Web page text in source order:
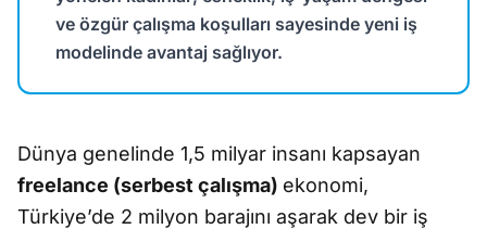
ve özgür çalışma koşulları sayesinde yeni iş
modelinde avantaj sağlıyor.
Dünya genelinde 1,5 milyar insanı kapsayan
freelance (serbest çalışma) ekonomi,
Türkiye’de 2 milyon barajını aşarak dev bir iş